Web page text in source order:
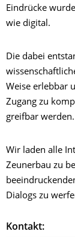
Eindrücke
wie digital.
Die dabei
Weise erlebbar
Zugang zu
greifbar werden.
Wir laden alle
Zeunerbau zu
Dialogs zu
Kontakt: